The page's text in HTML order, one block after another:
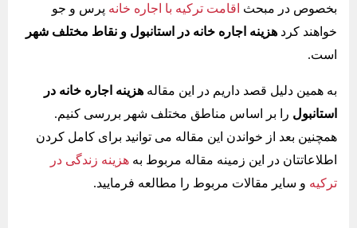
بخصوص در مبحث اقامت ترکیه با اجاره خانه پرس و جو
خواهند کرد هزینه اجاره خانه در استانبول و نقاط مختلف شهر
است.
به همین دلیل قصد داریم در این مقاله هزینه اجاره خانه در
استانبول را بر اساس مناطق مختلف شهر بررسی کنیم.
همچنین بعد از خواندن این مقاله می توانید برای کامل کردن
اطلاعاتتان در این زمینه مقاله مربوط به هزینه زندگی در
ترکیه و سایر مقالات مربوط را مطالعه فرمایید.